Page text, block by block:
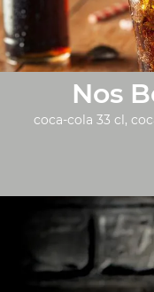
Nos
coca-cola 33 cl,